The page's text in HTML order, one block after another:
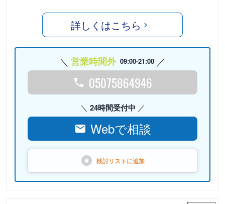
詳しくはこちら
営業時間外 09:00-21:00
05075864946
24時間受付中
Webで相談
検討リストに追加